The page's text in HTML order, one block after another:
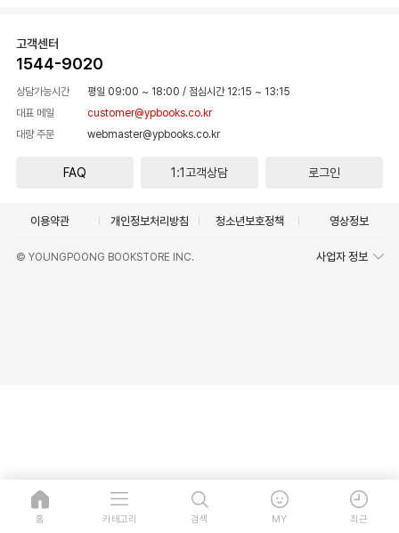
고객센터
1544-9020
상담가능시간 평일 09:00 ~ 18:00 / 점심시간 12:15 ~ 13:15
대표 메일
customer@ypbooks.co.kr
대량 주문
webmaster@ypbooks.co.kr
FAQ 1:1고객상담 로그인
이용약관 개인정보처리방침 청소년보호정책 영상정보
© YOUNGPOONG BOOKSTORE INC. 사업자 정보
홈 카테고리 검색 MY 최근